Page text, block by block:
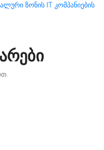
ზონის IT კომპანიების